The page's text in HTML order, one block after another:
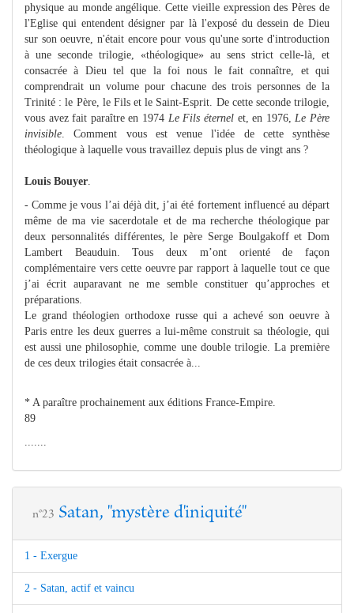
physique au monde angélique. Cette vieille expression des Pères de
l'Eglise qui entendent désigner par là l'exposé du dessein de Dieu
sur son oeuvre, n'était encore pour vous qu'une sorte d'introduction
à une seconde trilogie, «théologique» au sens strict celle-là, et
consacrée à Dieu tel que la foi nous le fait connaître, et qui
comprendrait un volume pour chacune des trois personnes de la
Trinité : le Père, le Fils et le Saint-Esprit. De cette seconde trilogie,
vous avez fait paraître en 1974 Le Fils éternelet, en 1976, Le Père
invisible . Comment vous est venue l'idée de cette synthèse
théologique à laquelle vous travaillez depuis plus de vingt ans ?
Louis Bouyer
- Comme je vous l’ai déjà dit, j’ai été fortement influencé au départ
même de ma vie sacerdotale et de ma recherche théologique par
deux personnalités différentes, le père Serge Boulgakoff et Dom
Lambert Beauduin. Tous deux m’ont orienté de façon
complémentaire vers cette oeuvre par rapport à laquelle tout ce que
j’ai écrit auparavant ne me semble constituer qu’approches et
préparations.
Le grand théologien orthodoxe russe qui a achevé son oeuvre à
Paris entre les deux guerres a lui-même construit sa théologie, qui
est aussi une philosophie, comme une double trilogie. La première
de ces deux trilogies était consacrée à...
* A paraître prochainement aux éditions France-Empire.
89
n°23 Satan, "mystère d'iniquité"
1 - Exergue
2 - Satan, actif et vaincu